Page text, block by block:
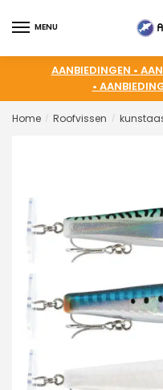
MENU
AANBIEDINGEN •
•
Home / Roofvissen /